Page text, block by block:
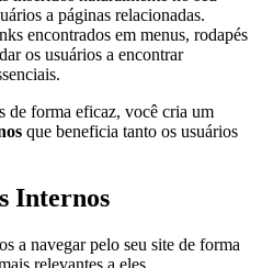
a páginas relacionadas.
encontrados em menus, rodapés
os usuários a encontrar
de forma eficaz, você cria um
que beneficia tanto os usuários
Internos
a navegar pelo seu site de forma
relevantes a eles.